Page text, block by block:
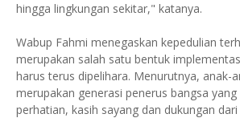
hingga lingkungan sekitar," katanya.
Wabup Fahmi menegaskan kepedulian
merupakan salah satu bentuk
harus terus dipelihara. Menurutnya, anak-
merupakan generasi penerus bangsa
perhatian, kasih sayang dan dukungan